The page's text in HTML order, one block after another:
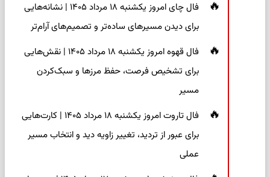
فال چای امروز یکشنبه ۱۸ مرداد ۱۴۰۵ | نشانه‌هایی
برای دیدن مسیرهای ساده‌تر و تصمیم‌های آرام‌تر
فال قهوه امروز یکشنبه ۱۸ مرداد ۱۴۰۵ | نقش‌هایی
برای تشخیص فرصت، حفظ مرزها و سبک‌کردن
مسیر
فال تاروت امروز یکشنبه ۱۸ مرداد ۱۴۰۵ | کارت‌هایی
برای عبور از تردید، تغییر زاویه دید و انتخاب مسیر
عملی